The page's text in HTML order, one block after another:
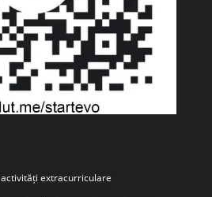
activități extracurriculare